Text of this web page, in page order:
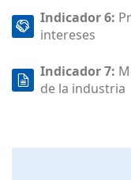
Indicador 6:
intereses
Indicador 7:
de la industria